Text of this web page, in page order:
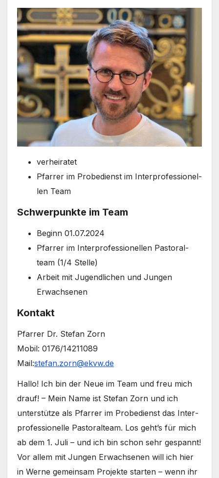
ver­hei­ra­tet
Pfar­rer im Pro­be­dienst im Inter­pro­fes­sio­nel­
len Team
Schwer­punk­te im Team
Beginn 01.07.2024
Pfar­rer im Inter­pro­fes­sio­nel­len Pas­to­ral­
team (1/4 Stel­le)
Arbeit mit Jugend­li­chen und Jun­gen
Erwach­se­nen
Kon­takt
Pfar­rer Dr. Ste­fan Zorn
Mobil: 0176/14211089
Mail:stefan.zorn@ekvw.de
Hal­lo! Ich bin der Neue im Team und freu mich
drauf! – Mein Name ist Ste­fan Zorn und ich
unter­stüt­ze als Pfar­rer im Pro­be­dienst das Inter­
pro­fes­sio­nel­le Pas­to­ral­team. Los geht’s für mich
ab dem 1. Juli – und ich bin schon sehr gespannt!
Vor allem mit Jun­gen Erwach­se­nen will ich hier
in Wer­ne gemein­sam Pro­jek­te star­ten – wenn ihr